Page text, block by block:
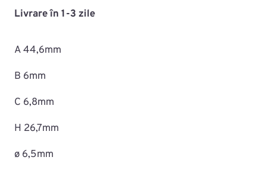
capitonaj
Livrare în 1-3 zile
A 44,6mm
B 6mm
C 6,8mm
H 26,7mm
ø 6,5mm